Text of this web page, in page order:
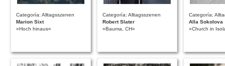
Categoría: Alltagsszenen
Marion Sixt
»Hoch hinaus«
Categoría: Alltagsszenen
Robert Slater
»Bauma, CH«
Categoría:
Alla Sokolova
»Church in